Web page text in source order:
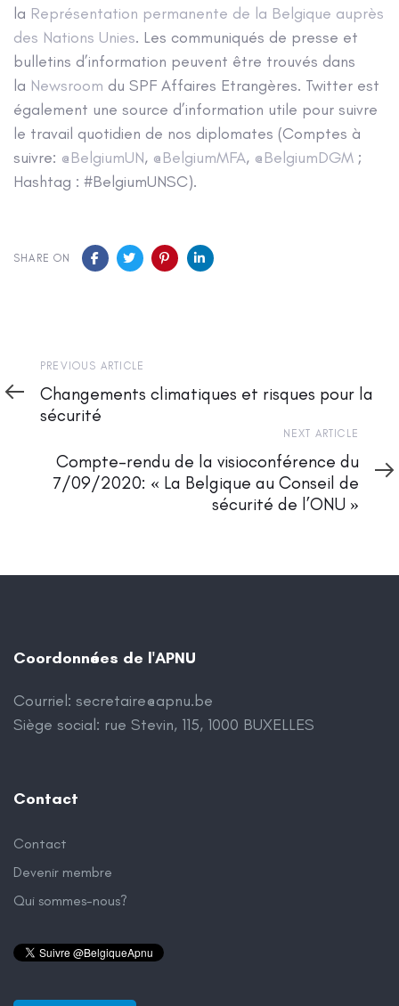
la Représentation permanente de la Belgique auprès
des Nations Unies. Les communiqués de presse et
bulletins d’information peuvent être trouvés dans
la Newsroom du SPF Affaires Etrangères. Twitter est
également une source d’information utile pour suivre
le travail quotidien de nos diplomates (Comptes à
suivre: @BelgiumUN, @BelgiumMFA, @BelgiumDGM ;
Hashtag : #BelgiumUNSC).
SHARE ON
Previous
Article
PREVIOUS ARTICLE
Changements climatiques et risques pour la
sécurité
Article
NEXT ARTICLE
Compte-rendu de la visioconférence du
7/09/2020: « La Belgique au Conseil de
sécurité de l’ONU »
Coordonnées de l'APNU
Courriel: secretaire@apnu.be
Siège social: rue Stevin, 115, 1000 BUXELLES
Contact
Contact
Devenir membre
Qui sommes-nous?